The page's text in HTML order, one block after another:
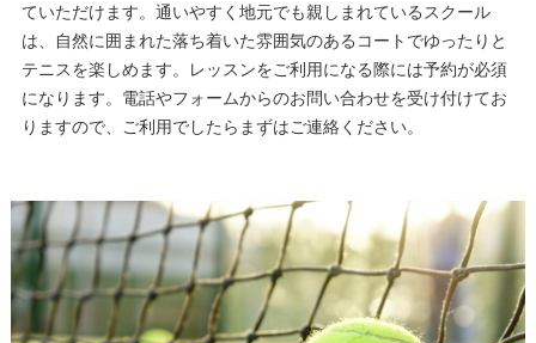
ていただけます。通いやすく地元でも親しまれているスクール
は、自然に囲まれた落ち着いた雰囲気のあるコートでゆったりと
テニスを楽しめます。レッスンをご利用になる際には予約が必須
になります。電話やフォームからのお問い合わせを受け付けてお
りますので、ご利用でしたらまずはご連絡ください。